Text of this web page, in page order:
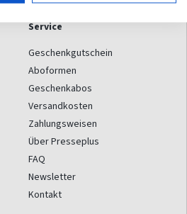
Service
Geschenkgutschein
Aboformen
Geschenkabos
Versandkosten
Zahlungsweisen
Über Presseplus
FAQ
Newsletter
Kontakt